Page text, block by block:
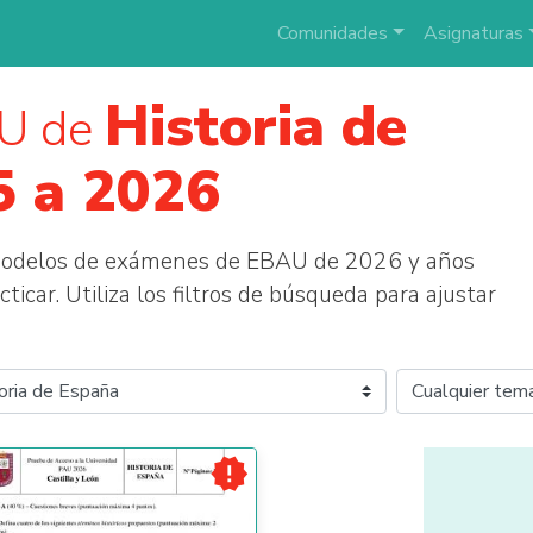
Comunidades Asignaturas
de Historia de
a 2026
de exámenes de EBAU de 2026 y años
Utiliza los filtros de búsqueda para ajustar
